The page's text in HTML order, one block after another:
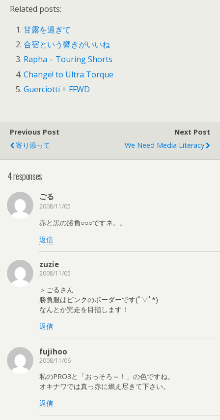
Related posts:
甘露を過ぎて
合宿という響きがいいね
Rapha – Touring Shorts
Change! to Ultra Torque
Guerciotti + FFWD
Previous Post
寄り添って
Next Post
We Need Media Literacy
4 responses
ごる
2008/11/05
赤と黒の勝負○○○ですネ。。
返信
zuzie
2008/11/05
＞ごるさん
勝負服はピンクのボーダーです(ﾟ▽ﾟ*)
なんとか完走を目指します！
返信
fujihoo
2008/11/06
私のPRO3と「おっそろ～！」の色ですね。
オキナワでは真っ赤に燃え尽きて下さい。
返信